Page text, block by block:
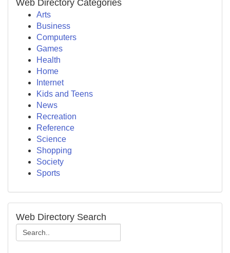
Web Directory Categories
Arts
Business
Computers
Games
Health
Home
Internet
Kids and Teens
News
Recreation
Reference
Science
Shopping
Society
Sports
Web Directory Search